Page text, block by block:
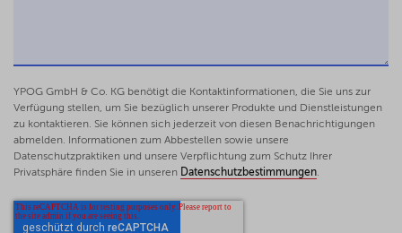
YPOG GmbH & Co. KG benötigt die Kontaktinformationen, die Sie uns zur
Verfügung stellen, um Sie bezüglich unserer Produkte und Dienstleistungen
zu kontaktieren. Sie können sich jederzeit von diesen Benachrichtigungen
abmelden. Informationen zum Abbestellen sowie unsere
Datenschutzpraktiken und unsere Verpflichtung zum Schutz Ihrer
Privatsphäre finden Sie in unseren Datenschutzbestimmungen.